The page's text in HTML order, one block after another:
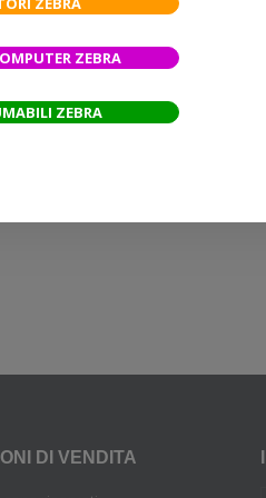
ZEBRA
ZEBRA
E RICAMBI-DATALOGIC-BATTERIE
Batteria di Ricambio
44,23 €
DI VENDITA